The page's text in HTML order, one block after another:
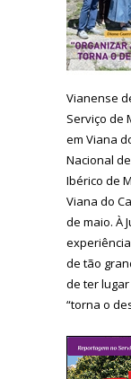
Vianense
Serviço de
em Viana
Nacional
Ibérico de
Viana do
de maio. À
de tão
de ter
“torna o